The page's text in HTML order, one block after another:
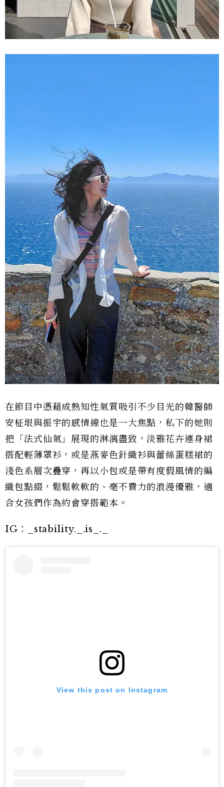
在節目中憑藉成熟知性氣質吸引不少目光的韓醫師
安柾垠與振宇的感情線也是一大焦點，私下的她則
把「法式仙氣」展現的淋漓盡致，淡雅花卉連身裙
搭配輕薄罩衫，或是燕麥色針織衫與蕾絲蛋糕裙的
淺色系層次疊穿，再以小包或是帶有度假風情的編
織包點綴，鬆鬆軟軟的、毫不費力的浪漫優雅，適
合女孩們作為約會穿搭範本。
IG：_stability._.is_._
View this post on Instagram